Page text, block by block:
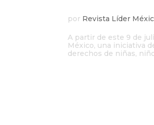
por Revista Líder
A partir de este 9 de
México, una iniciativa
derechos de niñas,